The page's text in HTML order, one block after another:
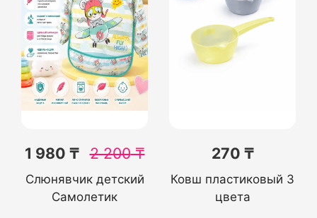
1 980 ₸ 2 200₸
Слюнявчик детский
Самолетик
270 ₸
Ковш пластиковый 3
цвета